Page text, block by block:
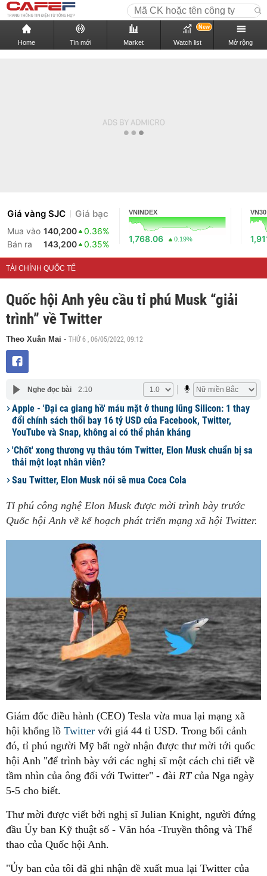
Home Tin mới Market Watch list
New
Mở rộng
Giá vàng SJC Giá bạc
Mua vào 140,200
0.36%
Bán ra
143,200 0.35%
VNINDEX
1,768.06 0.19%
VN30
TÀI CHÍNH QUỐC TẾ
Quốc hội Anh yêu cầu tỉ phú Musk “giải
trình” về Twitter
Theo Xuân Mai - THỨ 6 , 06/05/2022, 09:12
Nghe đọc bài 2:10
Apple - 'Đại ca giang hồ' máu mặt ở thung lũng Silicon: 1 thay
đổi chính sách thổi bay 16 tỷ USD của Facebook, Twitter,
YouTube và Snap, không ai có thể phản kháng
'Chốt' xong thương vụ thâu tóm Twitter, Elon Musk chuẩn bị sa
thải một loạt nhân viên?
Sau Twitter, Elon Musk nói sẽ mua Coca Cola
Tỉ phú công nghệ Elon Musk được mời trình bày trước
Quốc hội Anh về kế hoạch phát triển mạng xã hội Twitter.
Giám đốc điều hành (CEO) Tesla vừa mua lại mạng xã
hội khổng lồ Twitter với giá 44 tỉ USD. Trong bối cảnh
đó, tỉ phú người Mỹ bất ngờ nhận được thư mời tới quốc
hội Anh "để trình bày với các nghị sĩ một cách chi tiết về
tầm nhìn của ông đối với Twitter" - đài RTcủa Nga ngày
5-5 cho biết.
Thư mời được viết bởi nghị sĩ Julian Knight, người đứng
đầu Ủy ban Kỹ thuật số - Văn hóa -Truyền thông và Thể
thao của Quốc hội Anh.
"Ủy ban của tôi đã ghi nhận đề xuất mua lại Twitter của